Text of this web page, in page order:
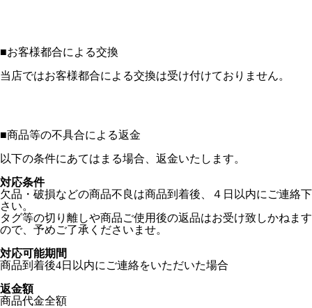
■お客様都合による交換
当店ではお客様都合による交換は受け付けておりません。
■商品等の不具合による返金
以下の条件にあてはまる場合、返金いたします。
対応条件
欠品・破損などの商品不良は商品到着後、４日以内にご連絡下
さい。
タグ等の切り離しや商品ご使用後の返品はお受け致しかねます
ので、予めご了承くださいませ。
対応可能期間
商品到着後4日以内にご連絡をいただいた場合
返金額
商品代金全額